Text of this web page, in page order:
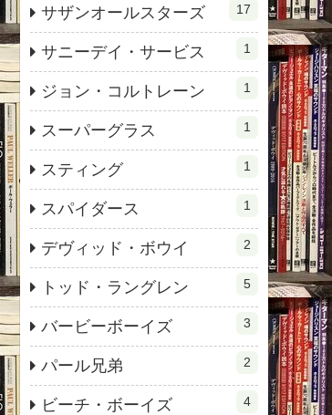
サザンオールスターズ 17
サニーデイ・サービス 1
ジョン・コルトレーン 1
スーパーグラス 1
スティング 1
スパイダース 1
デヴィッド・ボウイ 2
トッド・ラングレン 5
バービーボーイズ 3
パール兄弟 2
ビーチ・ボーイズ 4